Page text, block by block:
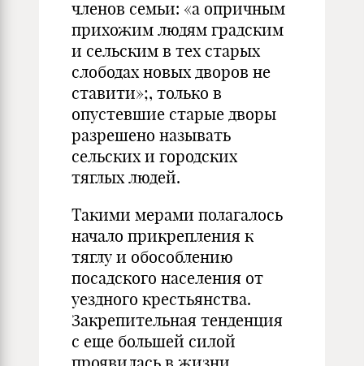
членов семьи: «а опричным
прихожим людям градским
и сельским в тех старых
слободах новых дворов не
ставити»;, только в
опустевшие старые дворы
разрешено называть
сельских и городских
тяглых людей.
Такими мерами полагалось
начало прикрепления к
тяглу и обособлению
посадского населения от
уездного крестьянства.
Закрепительная тенденция
с еще большей силой